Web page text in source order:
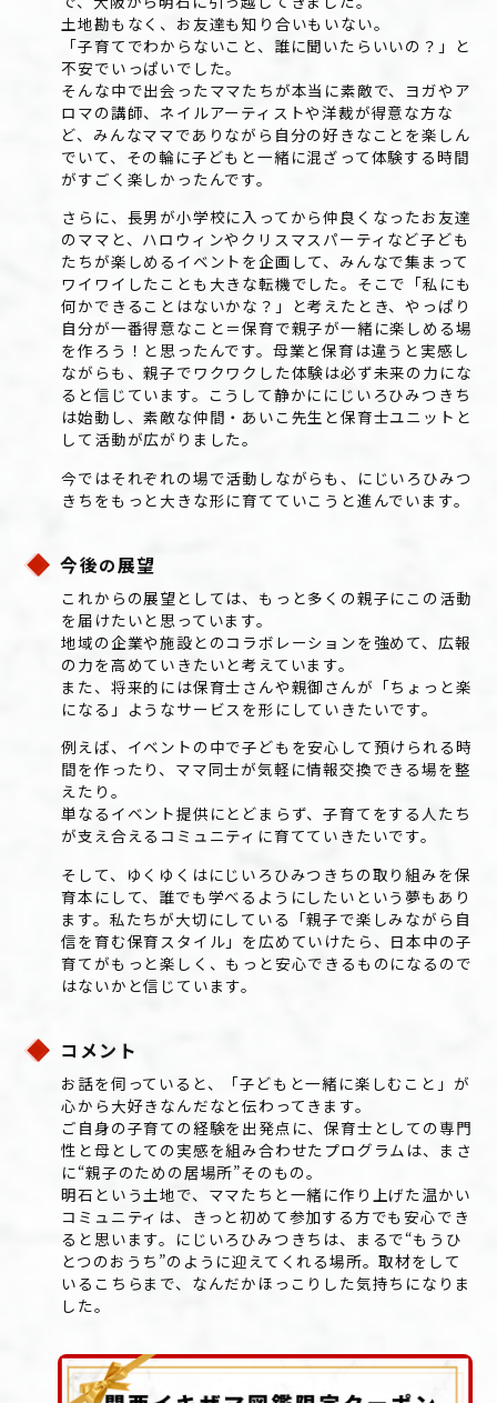
土地勘もなく、お友達も知り合いもいない。
「子育てでわからないこと、誰に聞いたらいいの？」と
不安でいっぱいでした。
そんな中で出会ったママたちが本当に素敵で、ヨガやア
ロマの講師、ネイルアーティストや洋裁が得意な方な
ど、みんなママでありながら自分の好きなことを楽しん
でいて、その輪に子どもと一緒に混ざって体験する時間
がすごく楽しかったんです。
さらに、長男が小学校に入ってから仲良くなったお友達
のママと、ハロウィンやクリスマスパーティなど子ども
たちが楽しめるイベントを企画して、みんなで集まって
ワイワイしたことも大きな転機でした。そこで「私にも
何かできることはないかな？」と考えたとき、やっぱり
自分が一番得意なこと＝保育で親子が一緒に楽しめる場
を作ろう！と思ったんです。母業と保育は違うと実感し
ながらも、親子でワクワクした体験は必ず未来の力にな
ると信じています。こうして静かににじいろひみつきち
は始動し、素敵な仲間・あいこ先生と保育士ユニットと
して活動が広がりました。
今ではそれぞれの場で活動しながらも、にじいろひみつ
きちをもっと大きな形に育てていこうと進んでいます。
今後の展望
これからの展望としては、もっと多くの親子にこの活動
を届けたいと思っています。
地域の企業や施設とのコラボレーションを強めて、広報
の力を高めていきたいと考えています。
また、将来的には保育士さんや親御さんが「ちょっと楽
になる」ようなサービスを形にしていきたいです。
例えば、イベントの中で子どもを安心して預けられる時
間を作ったり、ママ同士が気軽に情報交換できる場を整
えたり。
単なるイベント提供にとどまらず、子育てをする人たち
が支え合えるコミュニティに育てていきたいです。
そして、ゆくゆくはにじいろひみつきちの取り組みを保
育本にして、誰でも学べるようにしたいという夢もあり
ます。私たちが大切にしている「親子で楽しみながら自
信を育む保育スタイル」を広めていけたら、日本中の子
育てがもっと楽しく、もっと安心できるものになるので
はないかと信じています。
コメント
お話を伺っていると、「子どもと一緒に楽しむこと」が
心から大好きなんだなと伝わってきます。
ご自身の子育ての経験を出発点に、保育士としての専門
性と母としての実感を組み合わせたプログラムは、まさ
に“親子のための居場所”そのもの。
明石という土地で、ママたちと一緒に作り上げた温かい
コミュニティは、きっと初めて参加する方でも安心でき
ると思います。にじいろひみつきちは、まるで“もうひ
とつのおうち”のように迎えてくれる場所。取材をして
いるこちらまで、なんだかほっこりした気持ちになりま
した。